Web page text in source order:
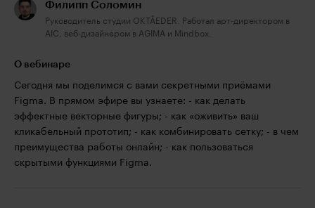
Филипп Соломин
Руководитель студии OKTÂEDER. Работал арт-директором в
AIC, веб-дизайнером в AGIMA и Mindbox.
О вебинаре
Сегодня мы поделимся с вами секретными приёмами
Figma. В прямом эфире вы узнаете: - как делать
эффектные векторные фигуры; - как «оживить» ваш
кликабельный прототип; - как комбинировать сетку; - в чем
преимущества работы онлайн; - как пользоваться
скрытыми функциями Figma.